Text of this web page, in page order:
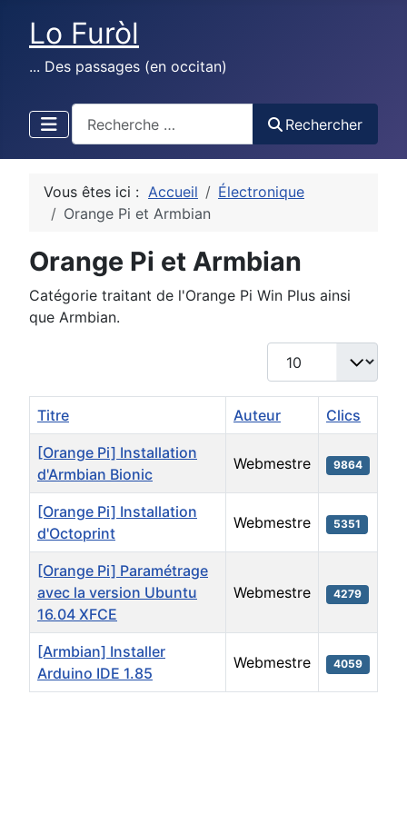
Lo Furòl
... Des passages (en occitan)
Rechercher
Vous êtes ici : Accueil
Électronique
Orange Pi et Armbian
Orange Pi et Armbian
Catégorie traitant de l'Orange Pi Win Plus ainsi
que Armbian.
Afficher #
Titre Auteur Clics
[Orange Pi] Installation
d'Armbian Bionic
Webmestre 9864
[Orange Pi] Installation
d'Octoprint
Webmestre 5351
[Orange Pi] Paramétrage
avec la version Ubuntu
16.04 XFCE
Webmestre 4279
[Armbian] Installer
Arduino IDE 1.85
Webmestre 4059